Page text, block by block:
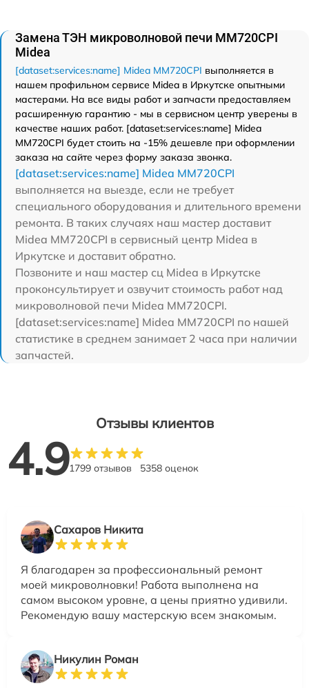
Замена ТЭН микроволновой печи MM720CPI
Midea
[dataset:services:name] Midea MM720CPI выполняется в
нашем профильном сервисе Midea в Иркутске опытными
мастерами. На все виды работ и запчасти предоставляем
расширенную гарантию - мы в сервисном центр уверены в
качестве наших работ. [dataset:services:name] Midea
MM720CPI будет стоить на -15% дешевле при оформлении
заказа на сайте через форму заказа звонка.
[dataset:services:name] Midea MM720CPI
выполняется на выезде, если не требует
специального оборудования и длительного времени
ремонта. В таких случаях наш мастер доставит
Midea MM720CPI в сервисный центр Midea в
Иркутске и доставит обратно.
Позвоните и наш мастер сц Midea в Иркутске
проконсультирует и озвучит стоимость работ над
микроволновой печи Midea MM720CPI.
[dataset:services:name] Midea MM720CPI по нашей
статистике в среднем занимает 2 часа при наличии
запчастей.
Отзывы клиентов
4.91799 отзывов 5358 оценок
Сахаров Никита
Я благодарен за профессиональный ремонт
моей микроволновки! Работа выполнена на
самом высоком уровне, а цены приятно удивили.
Рекомендую вашу мастерскую всем знакомым.
Никулин Роман